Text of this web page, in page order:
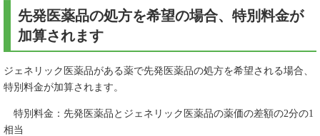
先発医薬品の処方を希望の場合、特別料金が
加算されます
ジェネリック医薬品がある薬で先発医薬品の処方を希望される場合、
特別料金が加算されます。
特別料金：先発医薬品とジェネリック医薬品の薬価の差額の2分の1
相当